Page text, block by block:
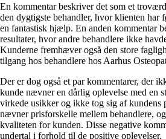
En kommentar beskriver det som et
den dygtigste behandler, hvor klienten har
en fantastisk hjælp. En anden kommentar
resultater, hvor andre behandlere ikke
Kunderne fremhæver også den store
tilgang hos behandlere hos Aarhus
Der er dog også et par kommentarer, der
kunde nævner en dårlig oplevelse med en
virkede usikker og ikke tog sig af kundens
nævner prisforskelle mellem behandlere,
kvaliteten for kunden. Disse negative
undertal i forhold til de positive oplevelser.